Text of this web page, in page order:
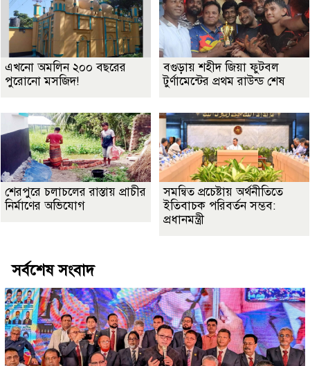
এখনো অমলিন ২০০ বছরের
পুরোনো মসজিদ!
বগুড়ায় শহীদ জিয়া ফুটবল
টুর্ণামেন্টের প্রথম রাউন্ড শেষ
শেরপুরে চলাচলের রাস্তায় প্রাচীর
নির্মাণের অভিযোগ
সমন্বিত প্রচেষ্টায় অর্থনীতিতে
ইতিবাচক পরিবর্তন সম্ভব:
প্রধানমন্ত্রী
সর্বশেষ সংবাদ